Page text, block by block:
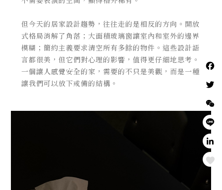
但今天的居家設計趨勢，往往走的是相反的方向。開放
式格局消解了角落；大面積玻璃窗讓室內和室外的邊界
模糊；簡約主義要求清空所有多餘的物件。這些設計語
言都很美，但它們對心理的影響，值得更仔細地思考。
一個讓人感覺安全的家，需要的不只是美觀，而是一種
讓我們可以放下戒備的結構。
Love